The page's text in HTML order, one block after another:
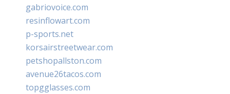
gabriovoice.com
resinflowart.com
p-sports.net
korsairstreetwear.com
petshopallston.com
avenue26tacos.com
topgglasses.com